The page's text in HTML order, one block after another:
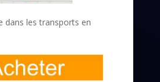
dans les transports en